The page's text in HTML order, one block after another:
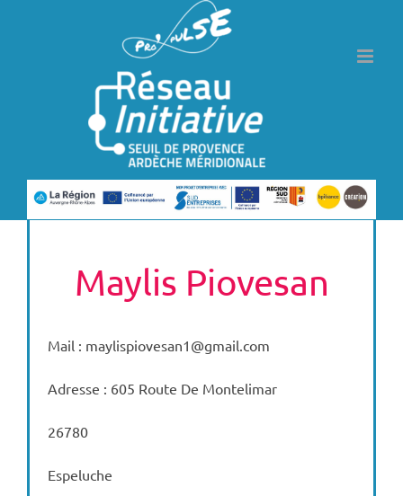
Maylis Piovesan
Mail : maylispiovesan1@gmail.com
Adresse : 605 Route De Montelimar
26780
Espeluche